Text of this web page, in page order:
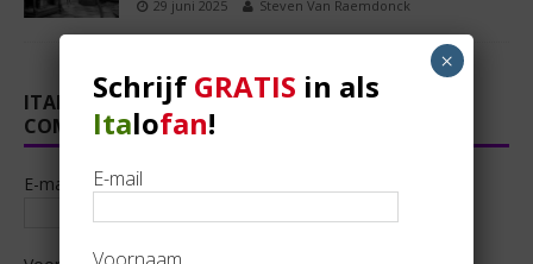
29 juni 2025 Steven Van Raemdonck
ITALOFAN? SLUIT GRATIS AAN BIJ ONZE
COMUNITÀ!
E-mail
Schrijf GRATIS in als
Italofan!
E-mail
×